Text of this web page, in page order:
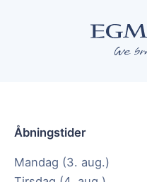
Åbningstider
Mandag (3. aug.)